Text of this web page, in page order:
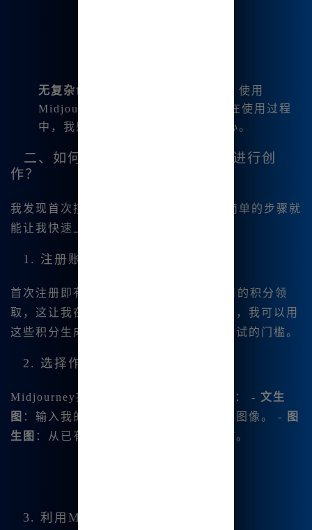
无复杂命令
：即使是零基础的新手，使用
Midjourney中文版也能轻松上手。在使用过程
中，我感受到了其人性化设计的用心。
二、如何使用Midjourney中文版进行创
作？
我发现首次接触Midjourney中文版时，简单的步骤就
能让我快速上手：
1. 注册账户
首次注册即有20积分的奖励，再加上每日的积分领
取，这让我在使用时感到非常友好。此外，我可以用
这些积分生成多张图像，极大地降低了尝试的门槛。
2. 选择作图模式
Midjourney提供了多种作图模式，例如： - 文生
图 ：输入我的想法或故事，瞬间生成相关图像。 -
图
生图 ：从已有的图像出发，进行再创作。
3. 利用MJ提词器